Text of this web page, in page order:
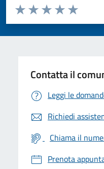
Valuta da 1 a 5 stelle la pagina
Valuta 5
Valuta 4
Valuta 3 stelle su
Valuta 2 stelle su 5
Valuta 1 stelle su 5
Contatta il
Leggi le
Richiedi
Chiama il
Prenota